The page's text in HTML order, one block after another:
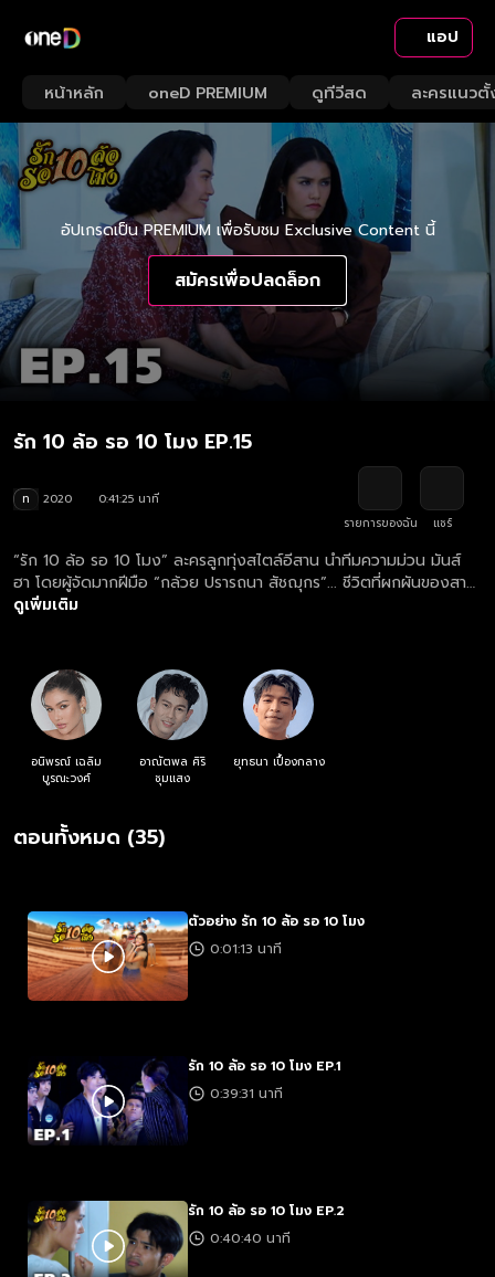
แอป
หน้าหลัก oneD PREMIUM ดูทีวีสด ละครแนวตั้
อัปเกรดเป็น PREMIUM เพื่อรับชม Exclusive Content นี้
สมัครเพื่อปลดล็อก
รัก 10 ล้อ รอ 10 โมง EP.15
ท 2020
0:41:25 นาที
รายการของฉัน
แชร์
“รัก 10 ล้อ รอ 10 โมง” ละครลูกทุ่งสไตล์อีสาน นำทีมความม่วน มันส์
ฮา โดยผู้จัดมากฝีมือ “กล้วย ปรารถนา สัชฌุกร”... ชีวิตที่ผกผันของสาว
เปรี้ยวผู้ใฝ่ฝันอยากเป็นแฟชั่นดีไซเนอร์กลับต้องมาดูแลกิจการเดินรถ
ทุกวิถึทาง... ความม่วนซื่น ขุลมุน พัลวัน ของแก๊งสิบล้อจึงเริ่มต้นขึ้น!
ดูเพิ่มเติม
อนิพรณ์ เฉลิม
บูรณะวงศ์
อาณัตพล ศิริ
ชุมแสง
ยุทธนา เปื้องกลาง
ตอนทั้งหมด (35)
ตัวอย่าง รัก 10 ล้อ รอ 10 โมง
0:01:13 นาที
รัก 10 ล้อ รอ 10 โมง EP.1
0:39:31 นาที
รัก 10 ล้อ รอ 10 โมง EP.2
0:40:40 นาที